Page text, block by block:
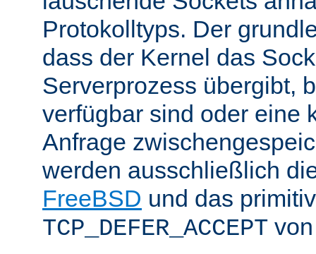
Protokolltyps. Der
dass der Kernel das
Serverprozess übergibt,
verfügbar sind oder eine
Anfrage
werden ausschließlich
FreeBSD und das
TCP_DEFER_ACCEPT